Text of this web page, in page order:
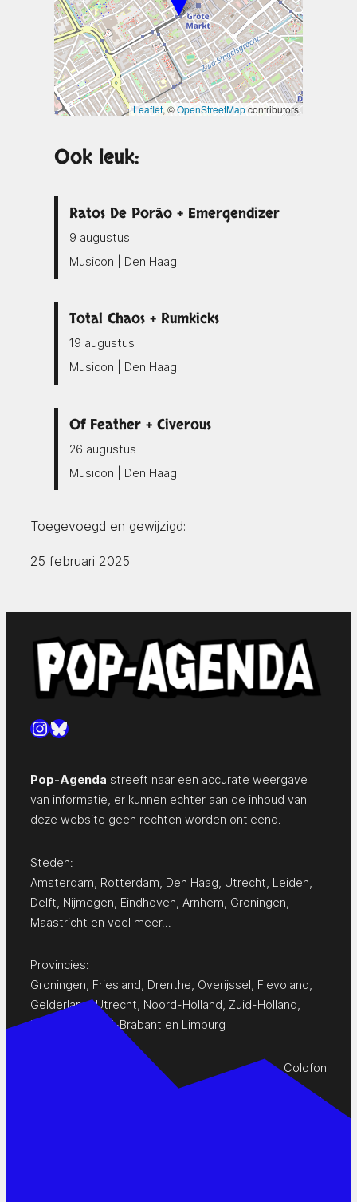
Leaflet, ©OpenStreetMapcontributors
Ook leuk:
Ratos De Porão + Emergendizer
9 augustus
Musicon | Den Haag
Total Chaos + Rumkicks
19 augustus
Musicon | Den Haag
Of Feather + Civerous
26 augustus
Musicon | Den Haag
Toegevoegd en gewijzigd:
25 februari 2025
Instagram
Bluesky
Pop-Agenda streeft naar een accurate weergave
van informatie, er kunnen echter aan de inhoud van
deze website geen rechten worden ontleend.
Steden:
Amsterdam Rotterdam Den Haag Utrecht Leiden
Delft Nijmegen Eindhoven Arnhem Groningen
Maastricht en veel meer…
Provincies:
Groningen Friesland Drenthe Overijssel Flevoland
Gelderland,Utrecht Noord-Holland Zuid-Holland
Zeeland
Noord-Brabant en Limburg
Colofon
Privacy Statement